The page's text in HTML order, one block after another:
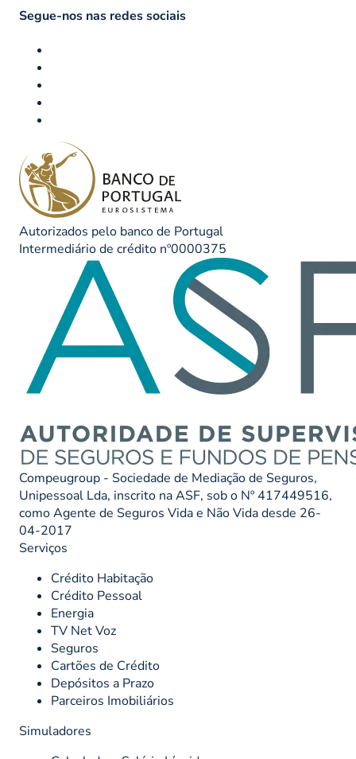
Segue-nos nas redes sociais
Autorizados pelo banco de Portugal
Intermediário de crédito nº0000375
Compeugroup - Sociedade de Mediação de Seguros,
Unipessoal Lda, inscrito na ASF, sob o Nº 417449516,
como Agente de Seguros Vida e Não Vida desde 26-
04-2017
Serviços
Crédito Habitação
Crédito Pessoal
Energia
TV Net Voz
Seguros
Cartões de Crédito
Depósitos a Prazo
Parceiros Imobiliários
Simuladores